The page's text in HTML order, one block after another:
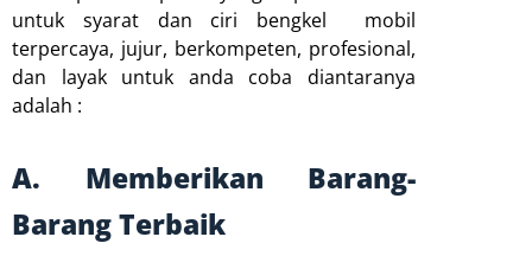
untuk syarat dan ciri bengkel mobil
terpercaya, jujur, berkompeten, profesional,
dan layak untuk anda coba diantaranya
adalah :
A. Memberikan Barang-
Barang Terbaik